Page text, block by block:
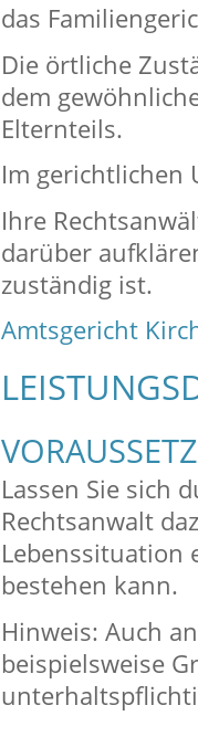
das
Die örtliche
dem
Elternteils.
Im gerichtlichen
Ihre
darüber
zuständig ist.
Amtsgericht
Lassen Sie sich
Rechtsanwalt
Lebenssituation
bestehen kann.
Hinweis: Auch
beispielsweise